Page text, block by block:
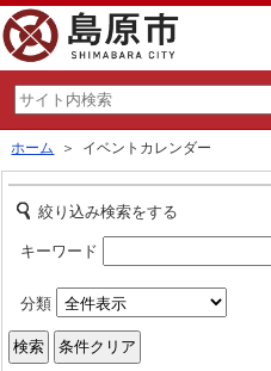
ホーム ＞ イベントカレンダー
絞り込み検索をする
キーワード
分類